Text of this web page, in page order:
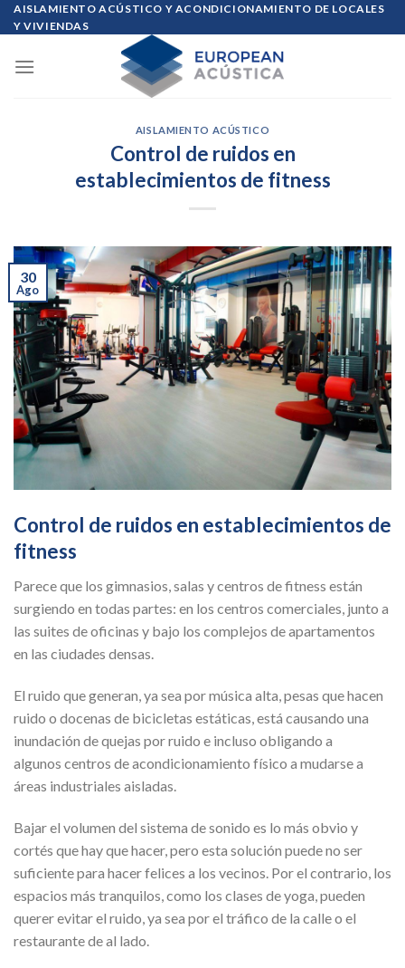
Skip
to
AISLAMIENTO ACÚSTICO Y ACONDICIONAMIENTO DE LOCALES
Y VIVIENDAS
AISLAMIENTO ACÚSTICO
Control de ruidos en
establecimientos de fitness
30
Ago
Control de ruidos en establecimientos de
fitness
Parece que los gimnasios, salas y centros de fitness están
surgiendo en todas partes: en los centros comerciales, junto a
las suites de oficinas y bajo los complejos de apartamentos
en las ciudades densas.
El ruido que generan, ya sea por música alta, pesas que hacen
ruido o docenas de bicicletas estáticas, está causando una
inundación de quejas por ruido e incluso obligando a
algunos centros de acondicionamiento físico a mudarse a
áreas industriales aisladas.
Bajar el volumen del sistema de sonido es lo más obvio y
cortés que hay que hacer, pero esta solución puede no ser
suficiente para hacer felices a los vecinos. Por el contrario, los
espacios más tranquilos, como los clases de yoga, pueden
querer evitar el ruido, ya sea por el tráfico de la calle o el
restaurante de al lado.